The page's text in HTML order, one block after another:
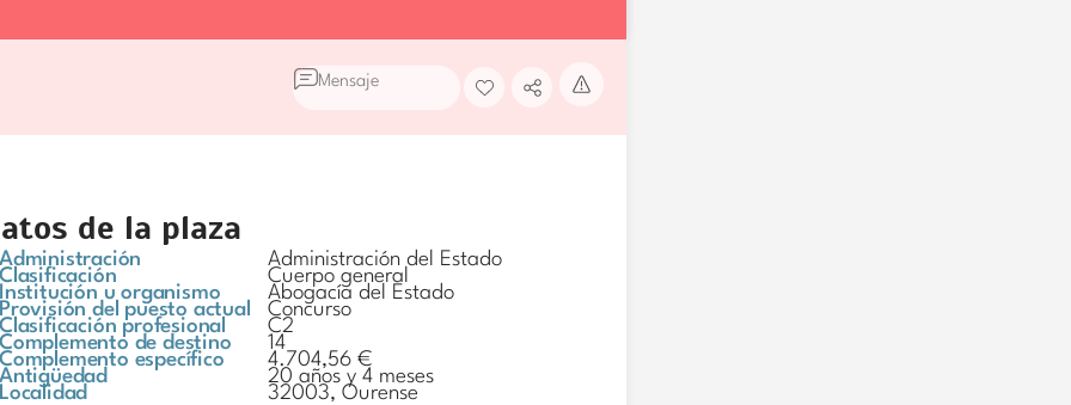
Mensaje
de la plaza
Administración
Administración del Estado
Clasificación
Cuerpo general
Institución u organismo
Abogacía del Estado
Provisión del puesto actual
Concurso
Clasificación profesional
C2
Complemento de destino
14
Complemento específico
4.704,56 €
Antigüedad
20 años y 4 meses
Localidad
32003, Ourense